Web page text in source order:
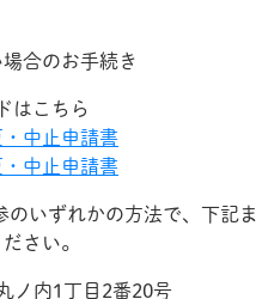
合のお手続き
はこちら
・中止申請書
・中止申請書
いずれかの方法で、下記ま
さい。
ノ内1丁目2番20号